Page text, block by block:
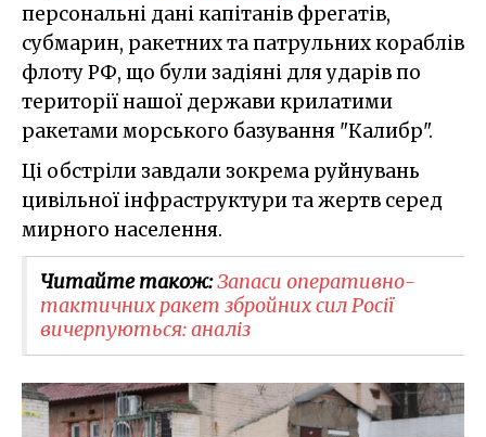
персональні дані капітанів фрегатів,
субмарин, ракетних та патрульних кораблів
флоту РФ, що були задіяні для ударів по
території нашої держави крилатими
ракетами морського базування "Калибр".
Ці обстріли завдали зокрема руйнувань
цивільної інфраструктури та жертв серед
мирного населення.
Читайте також:Запаси оперативно-
тактичних ракет збройних сил Росії
вичерпуються: аналіз